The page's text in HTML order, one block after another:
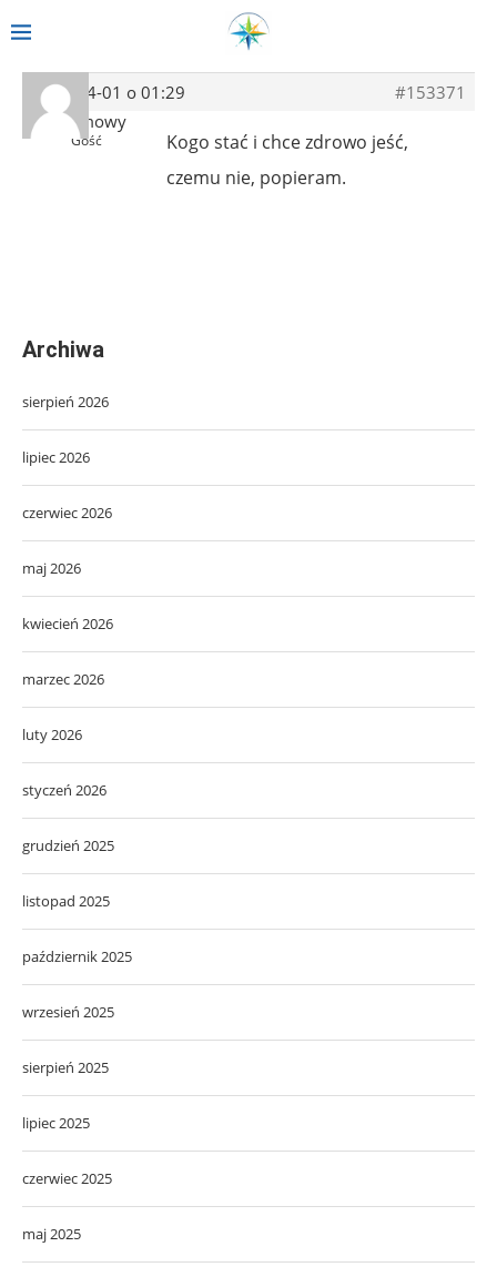
2019-04-01 o 01:29
#153371
Anonimowy
Gość
Kogo stać i chce zdrowo jeść,
czemu nie, popieram.
Archiwa
sierpień 2026
lipiec 2026
czerwiec 2026
maj 2026
kwiecień 2026
marzec 2026
luty 2026
styczeń 2026
grudzień 2025
listopad 2025
październik 2025
wrzesień 2025
sierpień 2025
lipiec 2025
czerwiec 2025
maj 2025